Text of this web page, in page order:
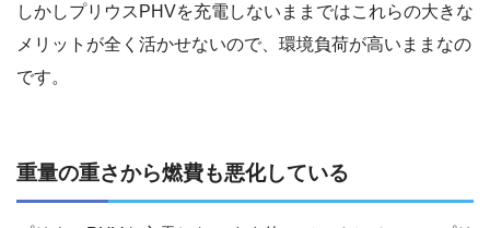
しかしプリウスPHVを充電しないままではこれらの大きな
メリットが全く活かせないので、環境負荷が高いままなの
です。
重量の重さから燃費も悪化している